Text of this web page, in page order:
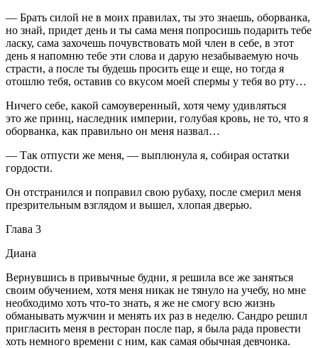
— Брать силой не в моих правилах, ты это знаешь, оборванка,
но знай, придет день и ты сама меня попросишь подарить тебе
ласку, сама захочешь почувствовать мой член в себе, в этот
день я напомню тебе эти слова и дарую незабываемую ночь
страсти, а после ты будешь просить еще и еще, но тогда я
отошлю тебя, оставив со вкусом моей спермы у тебя во рту…
Ничего себе, какой самоуверенный, хотя чему удивляться
это же принц, наследник империи, голубая кровь, не то, что я
оборванка, как правильно он меня назвал…
— Так отпусти же меня, — выплюнула я, собирая остатки
гордости.
Он отстранился и поправил свою рубаху, после смерил меня
презрительным взглядом и вышел, хлопая дверью.
Глава 3
Диана
Вернувшись в привычные будни, я решила все же заняться
своим обучением, хотя меня никак не тянуло на учебу, но мне
необходимо хоть что-то знать, я же не смогу всю жизнь
обманывать мужчин и менять их раз в неделю. Сандро решил
пригласить меня в ресторан после пар, я была рада провести
хоть немного времени с ним, как самая обычная девчонка.